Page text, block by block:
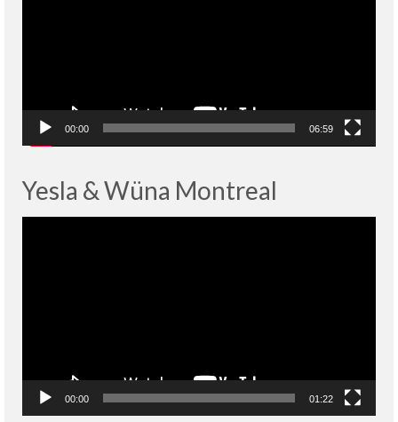
00:00 06:59
Yesla & Wüna Montreal
00:00 01:22